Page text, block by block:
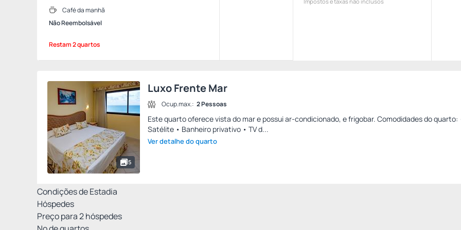
Café da manhã
Não Reembolsável
Restam 2 quartos
5
Luxo Frente Mar
Ocup.max.: 2 Pessoas
Este quarto oferece vista do mar e possui ar-condicionado, e frigobar. Comodidades do quarto:
Satélite • Banheiro privativo • TV d...
Ver detalhe do quarto
Condições de Estadia
Hóspedes
Preço para2hóspedes